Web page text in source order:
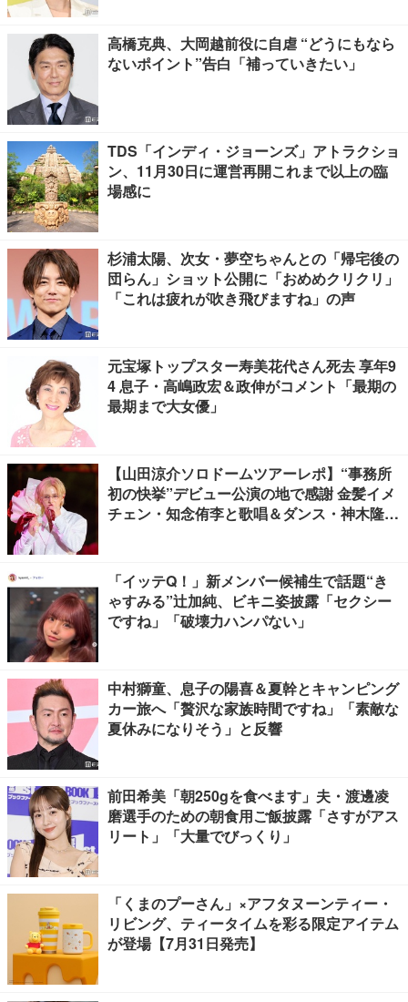
高橋克典、大岡越前役に自虐 “どうにもなら
ないポイント”告白「補っていきたい」
TDS「インディ・ジョーンズ」アトラクショ
ン、11月30日に運営再開これまで以上の臨
場感に
杉浦太陽、次女・夢空ちゃんとの「帰宅後の
団らん」ショット公開に「おめめクリクリ」
「これは疲れが吹き飛びますね」の声
元宝塚トップスター寿美花代さん死去 享年9
4 息子・高嶋政宏＆政伸がコメント「最期の
最期まで大女優」
【山田涼介ソロドームツアーレポ】“事務所
初の快挙”デビュー公演の地で感謝 金髪イメ
チェン・知念侑李と歌唱＆ダンス・神木隆之
「イッテQ！」新メンバー候補生で話題“き
ゃすみる”辻加純、ビキニ姿披露「セクシー
ですね」「破壊力ハンパない」
中村獅童、息子の陽喜＆夏幹とキャンピング
カー旅へ「贅沢な家族時間ですね」「素敵な
夏休みになりそう」と反響
前田希美「朝250gを食べます」夫・渡邊凌
磨選手のための朝食用ご飯披露「さすがアス
リート」「大量でびっくり」
「くまのプーさん」×アフタヌーンティー・
リビング、ティータイムを彩る限定アイテム
が登場【7月31日発売】